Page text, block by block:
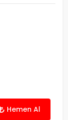
Hemen Al